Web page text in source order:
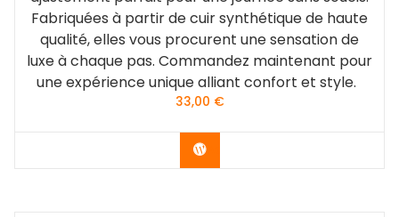
Fabriquées à partir de cuir synthétique de haute
qualité, elles vous procurent une sensation de
luxe à chaque pas. Commandez maintenant pour
une expérience unique alliant confort et style.
33,00 €
Acheter le produit